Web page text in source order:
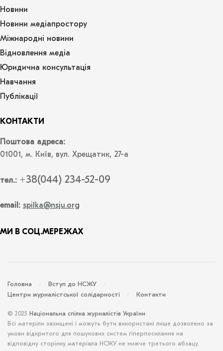
Новини
Новини медіапростору
Міжнародні новини
Відновлення медіа
Юридична консультація
Навчання
Публікації
КОНТАКТИ
Поштова адреса:
01001, м. Київ, вул. Хрещатик, 27-а
тел.: +38(044) 234-52-09
email: spilka@nsju.org
МИ В СОЦ.МЕРЕЖАХ
Головна
Вступ до НСЖУ
Центри журналістської солідарності
Контакти
© 2025 Національна спілка журналістів України
Всі матеріли захищені і можуть бути використані лише дозволено за
умови відкритого для пошукових систем гіперпосилання на
відповідну сторінку матеріала НСЖУ не нижче третього абзацу.